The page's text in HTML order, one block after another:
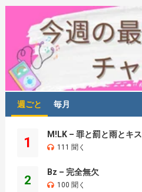
週ごと 毎月
1
M!LK – 罪と罰と雨とキス
111 聞く
2
Bz – 完全無欠
100 聞く